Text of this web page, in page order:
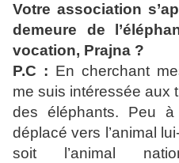
Votre association
demeure de
vocation, Prajna ?
P.C : En cherchant
me suis intéressée aux
des éléphants. Peu
déplacé vers l’animal
soit l’animal